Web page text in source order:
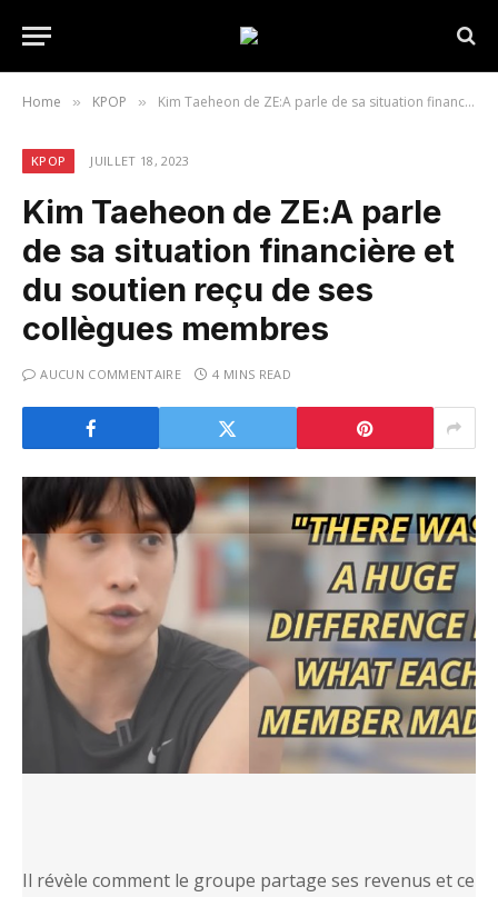
Home » KPOP » Kim Taeheon de ZE:A parle de sa situation financière et du soutien reçu de ses collègues membres
KPOP JUILLET 18, 2023
Kim Taeheon de ZE:A parle
de sa situation financière et
du soutien reçu de ses
collègues membres
AUCUN COMMENTAIRE 4 MINS READ
Il révèle comment le groupe partage ses revenus et ce